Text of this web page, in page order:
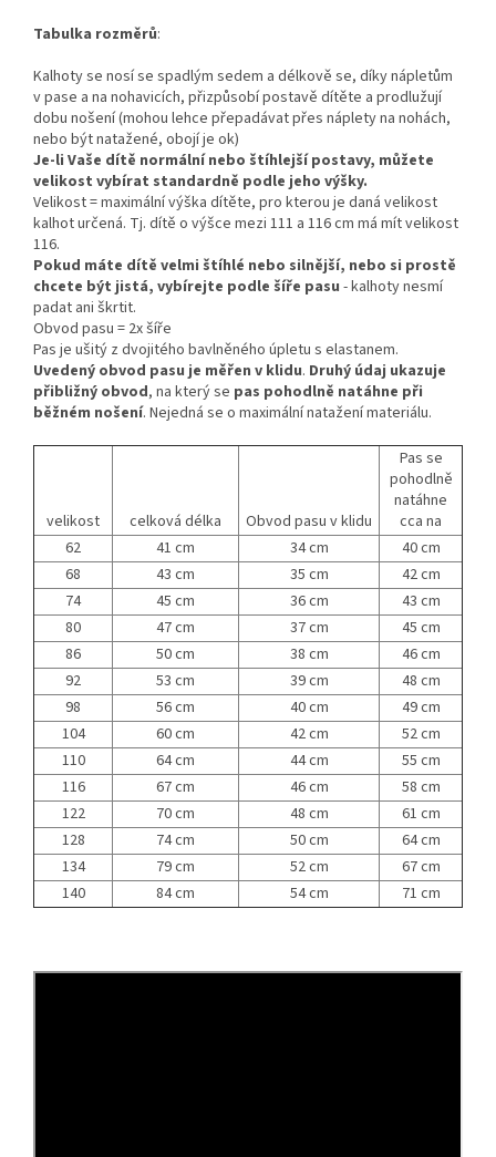
Tabulka rozměrů:
Kalhoty se nosí se spadlým sedem a délkově se, díky nápletům
v pase a na nohavicích, přizpůsobí postavě dítěte a prodlužují
dobu nošení (mohou lehce přepadávat přes náplety na nohách,
nebo být natažené, obojí je ok)
Je-li Vaše dítě normální nebo štíhlejší postavy, můžete
velikost vybírat standardně podle jeho výšky.
Velikost = maximální výška dítěte, pro kterou je daná velikost
kalhot určená. Tj. dítě o výšce mezi 111 a 116 cm má mít velikost
116.
Pokud máte dítě velmi štíhlé nebo silnější, nebo si prostě
chcete být jistá, vybírejte podle šíře pasu - kalhoty nesmí
padat ani škrtit.
Obvod pasu = 2x šíře
Pas je ušitý z dvojitého bavlněného úpletu s elastanem.
Uvedený obvod pasu je měřen v klidu. Druhý údaj ukazuje
přibližný obvod, na který se pas pohodlně natáhne při
běžném nošení. Nejedná se o maximální natažení materiálu.
velikost celková délka Obvod pasu v klidu
Pas se
pohodlně
natáhne
cca na
62
41 cm 34 cm
40 cm
68
43 cm 35 cm
42 cm
74
45 cm 36 cm
43 cm
80
47 cm 37 cm
45 cm
86
50 cm 38 cm
46 cm
92
53 cm 39 cm
48 cm
98
56 cm 40 cm
49 cm
104
60 cm 42 cm
52 cm
110
64 cm 44 cm
55 cm
116
67 cm 46 cm
58 cm
122
70 cm 48 cm
61 cm
128
74 cm 50 cm
64 cm
134
79 cm 52 cm
67 cm
140
84 cm 54 cm 71 cm